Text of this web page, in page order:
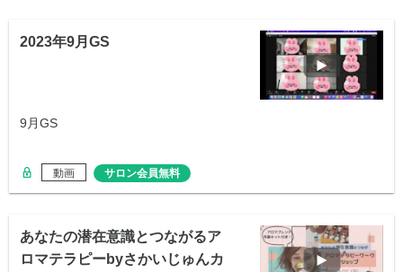
2023年9月GS
9月GS
動画 サロン会員無料
あなたの潜在意識とつながるア
ロマテラピーbyさかいじゅんカ